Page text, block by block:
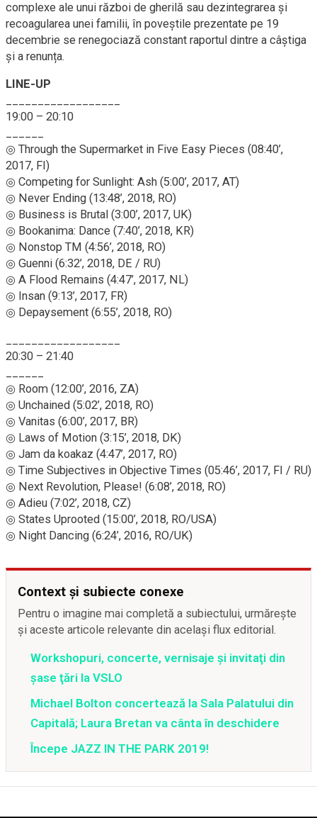
complexe ale unui război de gherilă sau dezintegrarea și
recoagularea unei familii, în poveștile prezentate pe 19
decembrie se renegociază constant raportul dintre a câștiga
și a renunța.
LINE-UP
19:00 – 20:10
◎ Through the Supermarket in Five Easy Pieces (08:40’,
2017, FI)
◎ Competing for Sunlight: Ash (5:00’, 2017, AT)
◎ Never Ending (13:48’, 2018, RO)
◎ Business is Brutal (3:00’, 2017, UK)
◎ Bookanima: Dance (7:40’, 2018, KR)
◎ Nonstop TM (4:56’, 2018, RO)
◎ Guenni (6:32’, 2018, DE / RU)
◎ A Flood Remains (4:47’, 2017, NL)
◎ Insan (9:13’, 2017, FR)
◎ Depaysement (6:55’, 2018, RO)
20:30 – 21:40
◎ Room (12:00’, 2016, ZA)
◎ Unchained (5:02’, 2018, RO)
◎ Vanitas (6:00’, 2017, BR)
◎ Laws of Motion (3:15’, 2018, DK)
◎ Jam da koakaz (4:47’, 2017, RO)
◎ Time Subjectives in Objective Times (05:46’, 2017, FI / RU)
◎ Next Revolution, Please! (6:08’, 2018, RO)
◎ Adieu (7:02’, 2018, CZ)
◎ States Uprooted (15:00’, 2018, RO/USA)
◎ Night Dancing (6:24’, 2016, RO/UK)
Context și subiecte conexe
Pentru o imagine mai completă a subiectului, urmărește
și aceste articole relevante din același flux editorial.
Workshopuri, concerte, vernisaje şi invitaţi din
şase ţări la VSLO
Michael Bolton concertează la Sala Palatului din
Capitală; Laura Bretan va cânta în deschidere
Începe JAZZ IN THE PARK 2019!